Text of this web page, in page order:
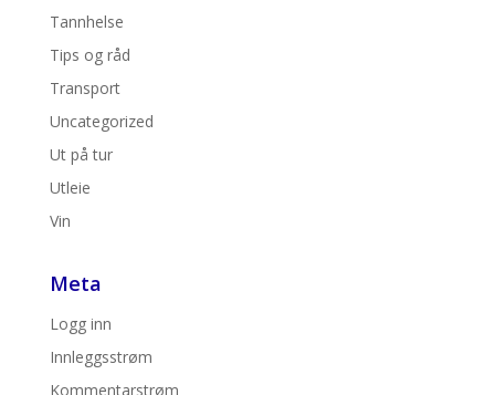
Tannhelse
Tips og råd
Transport
Uncategorized
Ut på tur
Utleie
Vin
Meta
Logg inn
Innleggsstrøm
Kommentarstrøm